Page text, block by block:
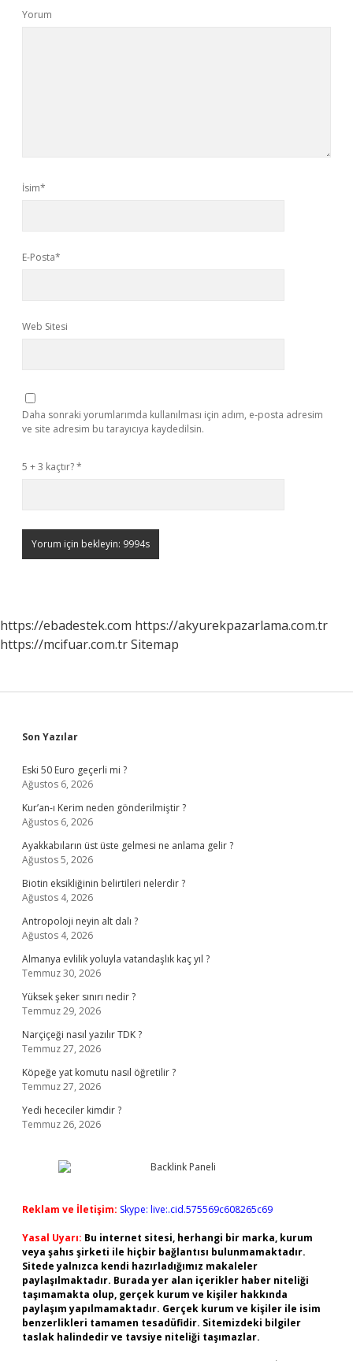
Yorum
İsim*
E-Posta*
Web Sitesi
Daha sonraki yorumlarımda kullanılması için adım, e-posta adresim
ve site adresim bu tarayıcıya kaydedilsin.
5 + 3 kaçtır?*
https://ebadestek.com https://akyurekpazarlama.com.tr
https://mcifuar.com.trSitemap
Sidebar
Son Yazılar
Eski 50 Euro geçerli mi ?
Ağustos 6, 2026
Kur’an-ı Kerim neden gönderilmiştir ?
Ağustos 6, 2026
Ayakkabıların üst üste gelmesi ne anlama gelir ?
Ağustos 5, 2026
Biotin eksikliğinin belirtileri nelerdir ?
Ağustos 4, 2026
Antropoloji neyin alt dalı ?
Ağustos 4, 2026
Almanya evlilik yoluyla vatandaşlık kaç yıl ?
Temmuz 30, 2026
Yüksek şeker sınırı nedir ?
Temmuz 29, 2026
Narçiçeği nasıl yazılır TDK ?
Temmuz 27, 2026
Köpeğe yat komutu nasıl öğretilir ?
Temmuz 27, 2026
Yedi hececiler kimdir ?
Temmuz 26, 2026
Reklam ve İletişim: Skype: live:.cid.575569c608265c69
Yasal Uyarı: Bu internet sitesi, herhangi bir marka, kurum
veya şahıs şirketi ile hiçbir bağlantısı bulunmamaktadır.
Sitede yalnızca kendi hazırladığımız makaleler
paylaşılmaktadır. Burada yer alan içerikler haber niteliği
taşımamakta olup, gerçek kurum ve kişiler hakkında
paylaşım yapılmamaktadır. Gerçek kurum ve kişiler ile isim
benzerlikleri tamamen tesadüfidir. Sitemizdeki bilgiler
taslak halindedir ve tavsiye niteliği taşımazlar.